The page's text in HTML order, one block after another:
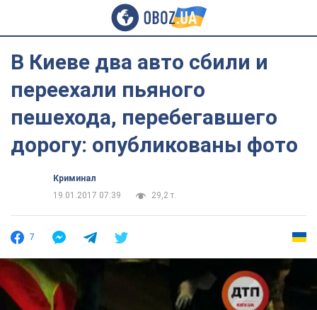
В Киеве два авто сбили и
переехали пьяного
пешехода, перебегавшего
дорогу: опубликованы фото
Криминал
19.01.2017 07:39
29,2 т.
7